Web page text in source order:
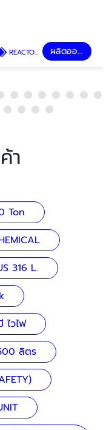
REACTOR TANK SUS 316 L. ผลิตออกแบบถังอุตสาหกรรม
า
Ton
316 L.
ไวไฟ
ลิตร